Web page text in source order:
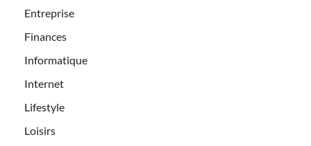
Entreprise
Finances
Informatique
Internet
Lifestyle
Loisirs